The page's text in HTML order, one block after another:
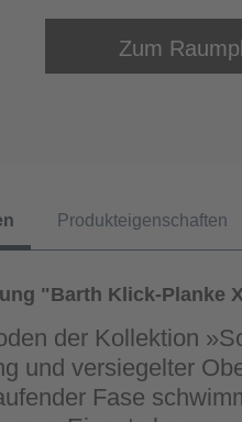
Zum
Produkteigenschaften
"Barth Klick-Planke
der Kollektion
und versiegelter
Fase